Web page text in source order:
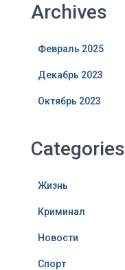
Archives
Февраль 2025
Декабрь 2023
Октябрь 2023
Categories
Жизнь
Криминал
Новости
Спорт